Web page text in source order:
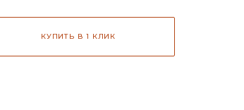
КУПИТЬ В 1 КЛИК